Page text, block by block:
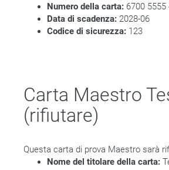
Numero della carta: 6700 5555
Data di scadenza: 2028-06
Codice di sicurezza: 123
Carta Maestro
(rifiutare)
Questa carta di prova Maestro sarà
Nome del titolare della carta: